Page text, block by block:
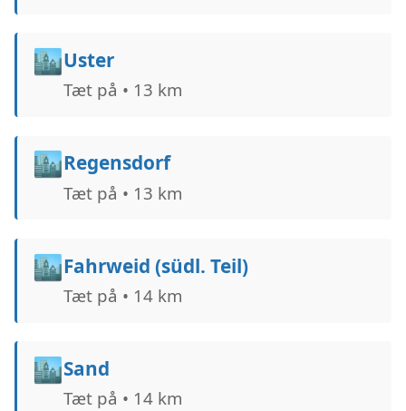
🏙️Uster
Tæt på • 13 km
🏙️Regensdorf
Tæt på • 13 km
🏙️Fahrweid (südl. Teil)
Tæt på • 14 km
🏙️Sand
Tæt på • 14 km